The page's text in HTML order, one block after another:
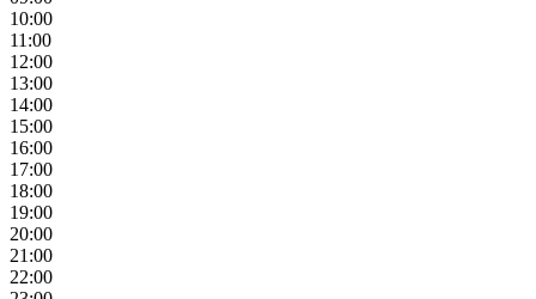
10:00
11:00
12:00
13:00
14:00
15:00
16:00
17:00
18:00
19:00
20:00
21:00
22:00